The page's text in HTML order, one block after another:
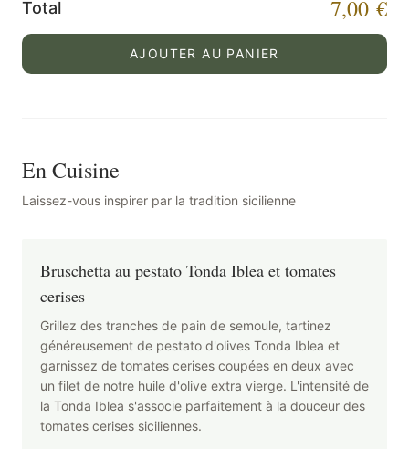
Total 7,00 €
AJOUTER AU PANIER
En Cuisine
Laissez-vous inspirer par la tradition sicilienne
Bruschetta au pestato Tonda Iblea et tomates
cerises
Grillez des tranches de pain de semoule, tartinez
généreusement de pestato d'olives Tonda Iblea et
garnissez de tomates cerises coupées en deux avec
un filet de notre huile d'olive extra vierge. L'intensité de
la Tonda Iblea s'associe parfaitement à la douceur des
tomates cerises siciliennes.